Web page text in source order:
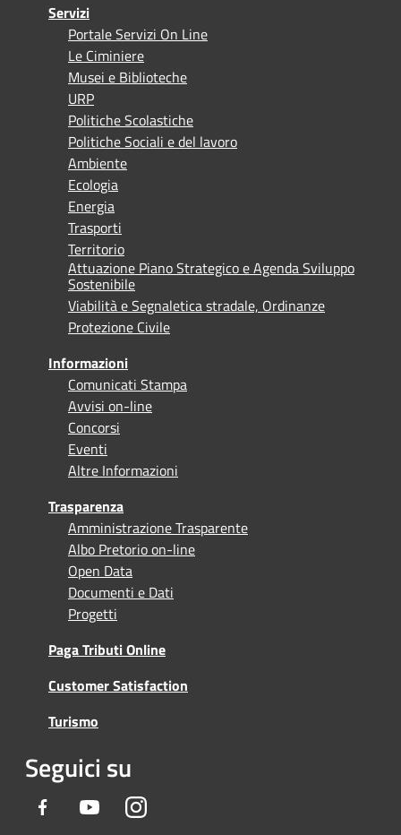
Servizi
Portale Servizi On Line
Le Ciminiere
Musei e Biblioteche
URP
Politiche Scolastiche
Politiche Sociali e del lavoro
Ambiente
Ecologia
Energia
Trasporti
Territorio
Attuazione Piano Strategico e Agenda Sviluppo
Sostenibile
Viabilità e Segnaletica stradale, Ordinanze
Protezione Civile
Informazioni
Comunicati Stampa
Avvisi on-line
Concorsi
Eventi
Altre Informazioni
Trasparenza
Amministrazione Trasparente
Albo Pretorio on-line
Open Data
Documenti e Dati
Progetti
Paga Tributi Online
Customer Satisfaction
Turismo
Seguici su
Facebook YoutubeInstagram